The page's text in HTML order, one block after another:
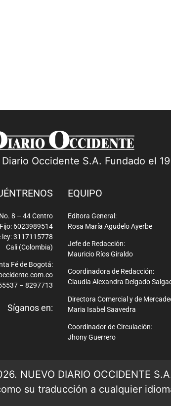
Occidente S.A. Fundado el
8 – 44 Centro
6023989514
ley: 3117115778
Cali (Colombia)
Fé de Bogotá:
– 8297713
Síganos en:
EQUIPO
Editora General:
Rosa María Agudelo Ayerbe
Jefe de Redacción:
Mauricio Ríos Giraldo
Coordinadora de Redacción:
Claudia Alexandra Delgado
Directora Comercial y de
Maria Isabel Saavedra
Coordinador de Circulación:
Jhony Guerrero
NUEVO DIARIO OCCIDENTE
su traducción a cualquier